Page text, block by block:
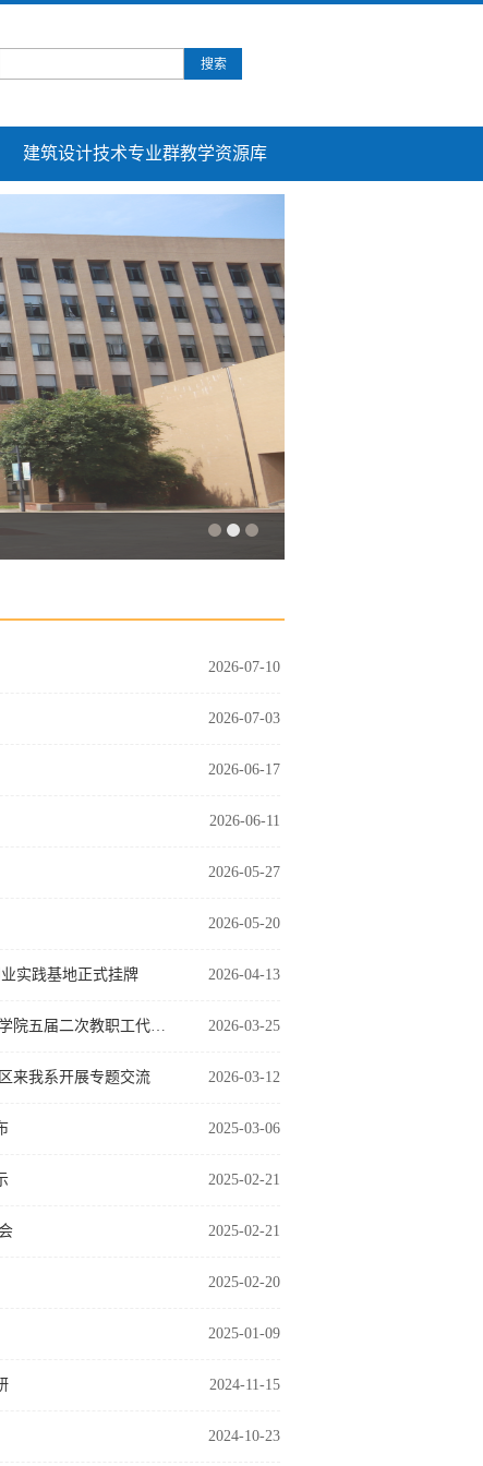
建筑设计技术专业群教学资源库
2026-07-10
2026-07-03
2026-06-17
2026-06-11
2026-05-27
2026-05-20
2026-04-13
实践基地正式挂牌
2026-03-25
凝心聚力启新程 实干笃行谱新篇——建筑系召开全体教职工大会传达学习学院五届二次教职工代表大会精神并…
2026-03-12
来我系开展专题交流
2025-03-06
2025-02-21
2025-02-21
2025-02-20
2025-01-09
2024-11-15
2024-10-23